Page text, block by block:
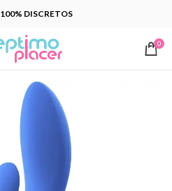
100% DISCRETOS
0